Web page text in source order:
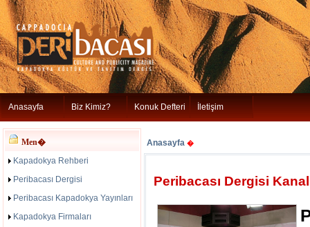
Anasayfa Biz Kimiz? Konuk Defteri İletişim
Men�
Kapadokya Rehberi
Peribacası Dergisi
Peribacası Kapadokya Yayınları
Kapadokya Firmaları
Anasayfa �
Peribacası Dergisi